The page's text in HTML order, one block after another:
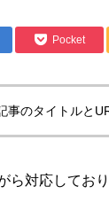
商標・意匠Pocket
事のタイトルと
ら対応しており